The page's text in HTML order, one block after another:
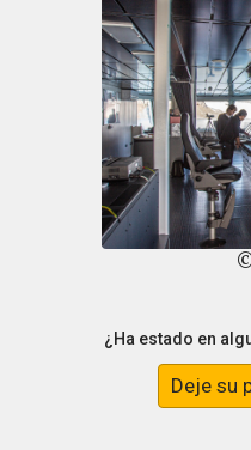
¿Ha estado en
Deje su